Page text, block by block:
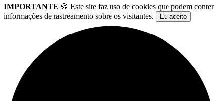
IMPORTANTE 🍪 Este site faz uso de cookies que podem conter
informações de rastreamento sobre os visitantes.
Eu aceito